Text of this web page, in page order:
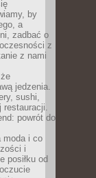
by
a
zadbać o
z
z nami
jedzenia.
sushi,
restauracji.
powrót do
moda i co
i
posiłku od